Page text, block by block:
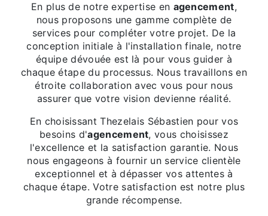
En plus de notre expertise en agencement,
nous proposons une gamme complète de
services pour compléter votre projet. De la
conception initiale à l'installation finale, notre
équipe dévouée est là pour vous guider à
chaque étape du processus. Nous travaillons en
étroite collaboration avec vous pour nous
assurer que votre vision devienne réalité.
En choisissant Thezelais Sébastien pour vos
besoins d'agencement, vous choisissez
l'excellence et la satisfaction garantie. Nous
nous engageons à fournir un service clientèle
exceptionnel et à dépasser vos attentes à
chaque étape. Votre satisfaction est notre plus
grande récompense.